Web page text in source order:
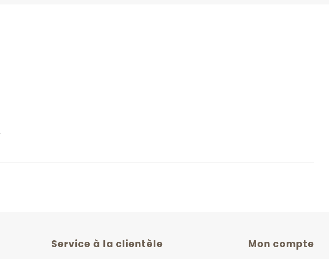
Service à la clientèle Mon compte